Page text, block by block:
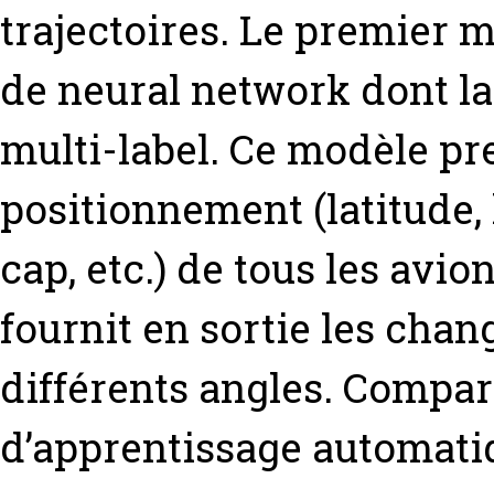
trajectoires. Le premier
de neural network dont
multi-label. Ce modèle
positionnement
cap, etc.) de tous les
fournit en sortie les
différents angles.
d’apprentissage